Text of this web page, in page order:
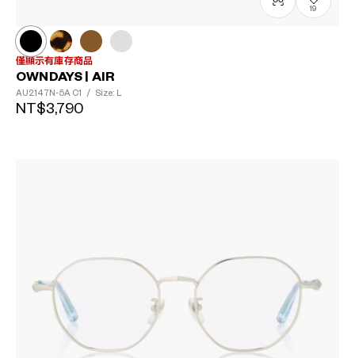
19
僅顯示有庫存商品
OWNDAYS | AIR
AU2147N-5A C1 / Size: L
NT$3,790